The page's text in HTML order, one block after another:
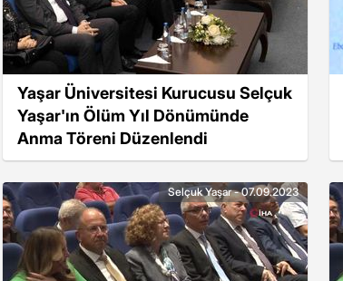
Yaşar Üniversitesi Kurucusu Selçuk
Yaşar'ın Ölüm Yıl Dönümünde
Anma Töreni Düzenlendi
Selçuk Yaşar - 07.09.2023